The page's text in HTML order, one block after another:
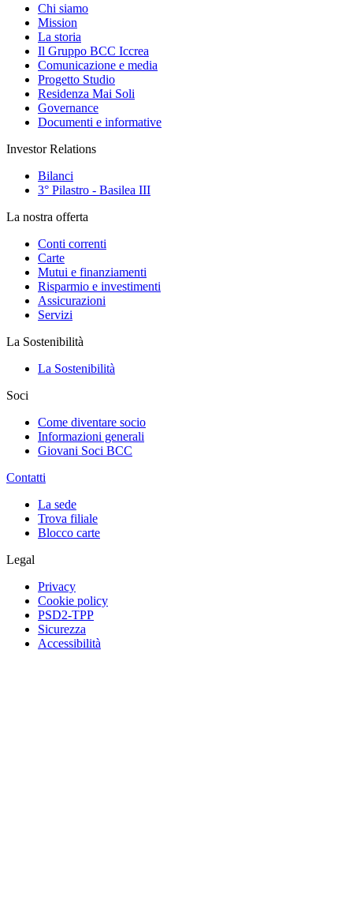
Chi siamo
Mission
La storia
Il Gruppo BCC Iccrea
Comunicazione e media
Progetto Studio
Residenza Mai Soli
Governance
Documenti e informative
Investor Relations
Bilanci
3° Pilastro - Basilea III
La nostra offerta
Conti correnti
Carte
Mutui e finanziamenti
Risparmio e investimenti
Assicurazioni
Servizi
La Sostenibilità
La Sostenibilità
Soci
Come diventare socio
Informazioni generali
Giovani Soci BCC
Contatti
La sede
Trova filiale
Blocco carte
Legal
Privacy
Cookie policy
PSD2-TPP
Sicurezza
Accessibilità